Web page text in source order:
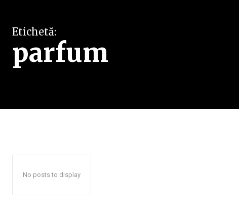
Etichetă:
parfum
No posts to display